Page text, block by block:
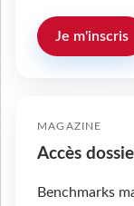
Je m'inscris
MAGAZINE
Accès
Benchmarks